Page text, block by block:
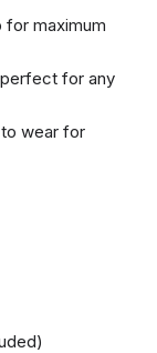
for maximum
for any
wear for